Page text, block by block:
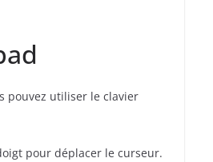
pouvez utiliser le clavier
pour déplacer le curseur.